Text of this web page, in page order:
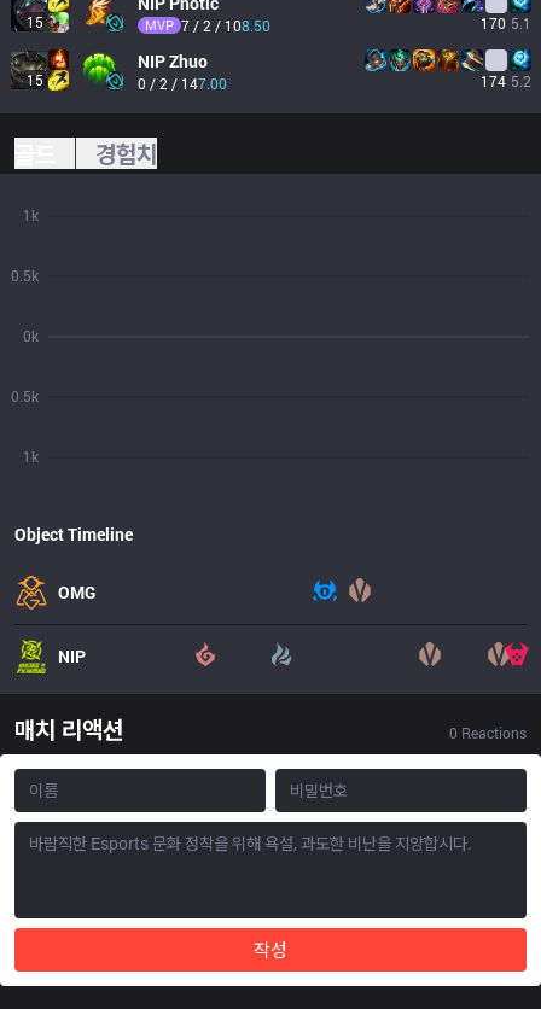
15 MVP 7 / 2 / 108.50 170 5.1
15
NIPZhuo
0 / 2 / 147.00 174 5.2
경험치
1k
0.5k
0k
0.5k
1k
Object Timeline
OMG
NIP
매치 리액션 0 Reactions
작성